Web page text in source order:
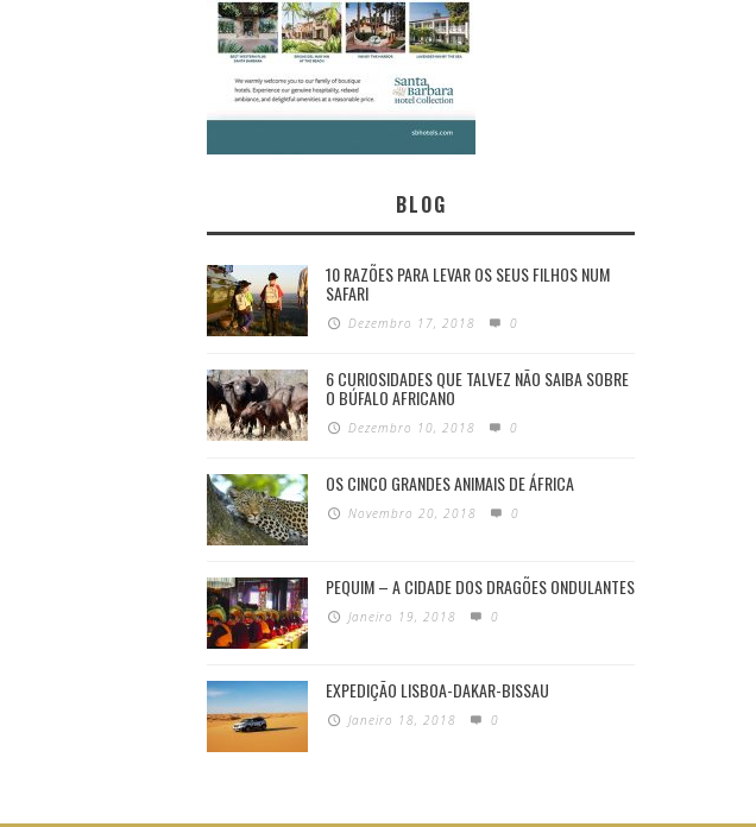
BLOG
10 RAZÕES PARA LEVAR OS SEUS FILHOS NUM
SAFARI
Dezembro 17, 2018 0
6 CURIOSIDADES QUE TALVEZ NÃO SAIBA SOBRE
O BÚFALO AFRICANO
Dezembro 10, 2018 0
OS CINCO GRANDES ANIMAIS DE ÁFRICA
Novembro 20, 2018 0
PEQUIM – A CIDADE DOS DRAGÕES ONDULANTES
Janeiro 19, 2018 0
EXPEDIÇÃO LISBOA-DAKAR-BISSAU
Janeiro 18, 2018 0